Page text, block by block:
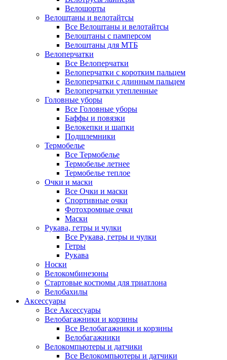
Велошорты
Велоштаны и велотайтсы
Все Велоштаны и велотайтсы
Велоштаны с памперсом
Велоштаны для МТБ
Велоперчатки
Все Велоперчатки
Велоперчатки с коротким пальцем
Велоперчатки с длинным пальцем
Велоперчатки утепленные
Головные уборы
Все Головные уборы
Баффы и повязки
Велокепки и шапки
Подшлемники
Термобелье
Все Термобелье
Термобелье летнее
Термобелье теплое
Очки и маски
Все Очки и маски
Спортивные очки
Фотохромные очки
Маски
Рукава, гетры и чулки
Все Рукава, гетры и чулки
Гетры
Рукава
Носки
Велокомбинезоны
Стартовые костюмы для триатлона
Велобахилы
Аксессуары
Все Аксессуары
Велобагажники и корзины
Все Велобагажники и корзины
Велобагажники
Велокомпьютеры и датчики
Все Велокомпьютеры и датчики